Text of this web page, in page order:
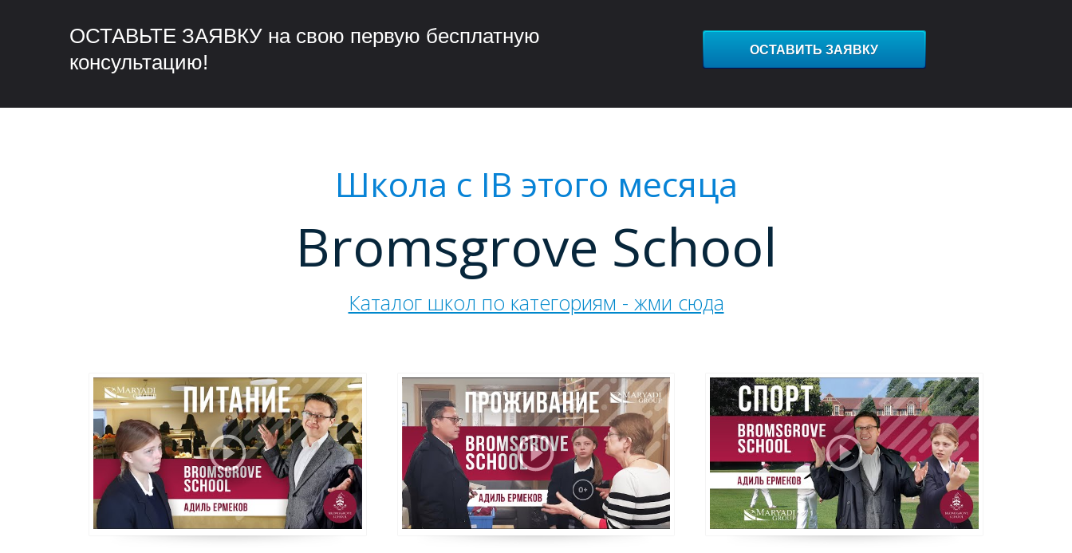
ОСТАВЬТЕ ЗАЯВКУ на свою первую бесплатную
консультацию!
ОСТАВИТЬ ЗАЯВКУ
Школа с IB этого месяца
Bromsgrove School
Каталог школ по категориям - жми сюда